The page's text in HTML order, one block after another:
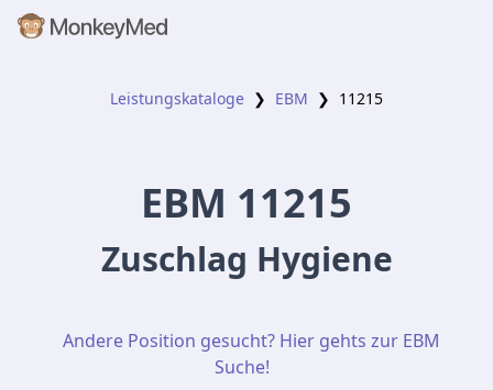
Leistungskataloge ❯ EBM ❯ 11215
EBM 11215
Zuschlag Hygiene
Andere Position gesucht? Hier gehts zur EBM
Suche!